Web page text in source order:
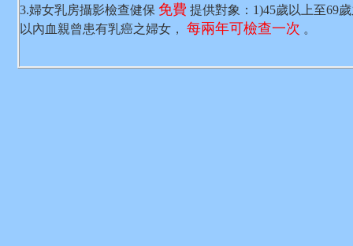
3.婦女乳房攝影檢查健保 免費 提供對象：1)45歲以上至69
以內血親曾患有乳癌之婦女，
每兩年可檢查一次 。